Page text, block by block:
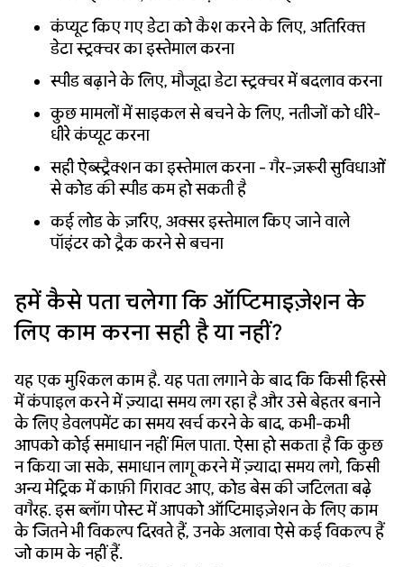
कंप्यूट किए गए डेटा को कैश करने के लिए, अतिरिक्त
डेटा स्ट्रक्चर का इस्तेमाल करना
स्पीड बढ़ाने के लिए, मौजूदा डेटा स्ट्रक्चर में बदलाव करना
कुछ मामलों में साइकल से बचने के लिए, नतीजों को धीरे-
धीरे कंप्यूट करना
सही ऐब्स्ट्रैक्शन का इस्तेमाल करना - गैर-ज़रूरी सुविधाओं
से कोड की स्पीड कम हो सकती है
कई लोड के ज़रिए, अक्सर इस्तेमाल किए जाने वाले
पॉइंटर को ट्रैक करने से बचना
हमें कैसे पता चलेगा कि ऑप्टिमाइज़ेशन के
लिए काम करना सही है या नहीं?
यह एक मुश्किल काम है. यह पता लगाने के बाद कि किसी हिस्से
में कंपाइल करने में ज़्यादा समय लग रहा है और उसे बेहतर बनाने
के लिए डेवलपमेंट का समय खर्च करने के बाद, कभी-कभी
आपको कोई समाधान नहीं मिल पाता. ऐसा हो सकता है कि कुछ
न किया जा सके, समाधान लागू करने में ज़्यादा समय लगे, किसी
अन्य मेट्रिक में काफ़ी गिरावट आए, कोड बेस की जटिलता बढ़े
वगैरह. इस ब्लॉग पोस्ट में आपको ऑप्टिमाइज़ेशन के लिए काम
के जितने भी विकल्प दिखते हैं, उनके अलावा ऐसे कई विकल्प हैं
जो काम के नहीं हैं.